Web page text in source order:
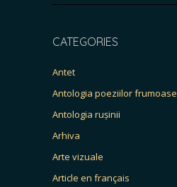
CATEGORIES
Antet
Antologia poeziilor frumoase
Antologia rușinii
Arhiva
Arte vizuale
Article en français